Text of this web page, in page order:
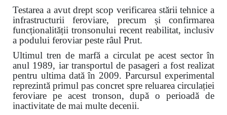
Testarea a avut drept scop verificarea stării tehnice a
infrastructurii feroviare, precum și confirmarea
funcționalității tronsonului recent reabilitat, inclusiv
a podului feroviar peste râul Prut.
Ultimul tren de marfă a circulat pe acest sector în
anul 1989, iar transportul de pasageri a fost realizat
pentru ultima dată în 2009. Parcursul experimental
reprezintă primul pas concret spre reluarea circulației
feroviare pe acest tronson, după o perioadă de
inactivitate de mai multe decenii.